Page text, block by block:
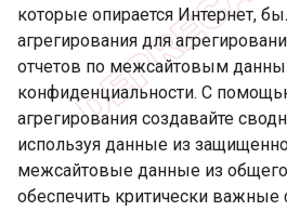
которые опирается Интернет,
агрегирования для
отчетов по межсайтовым
конфиденциальности. С
агрегирования создавайте
используя данные из
межсайтовые данные из
обеспечить критически